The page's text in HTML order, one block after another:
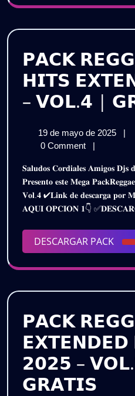
𝗣𝗔𝗖𝗞
𝗛𝗜𝗧𝗦
– 𝗩𝗢𝗟.𝟰 |
19 de mayo de 2025
19
de
|
0 Comment
|
𝐒𝐚𝐥𝐮𝐝𝐨𝐬 𝐂𝐨𝐫𝐝𝐢𝐚𝐥𝐞𝐬 𝐀𝐦𝐢𝐠𝐨𝐬 𝐃𝐣𝐬 𝐝𝐞𝐥 𝐏𝐥𝐚𝐧𝐞𝐭𝐚 𝐞𝐧𝐭𝐞𝐫𝐨𝐀𝐪𝐮𝐢 𝐥𝐞𝐬
𝐏𝐫𝐞𝐬𝐞𝐧𝐭𝐨 𝐞𝐬𝐭𝐞 𝐌𝐞𝐠𝐚
𝐕𝐨𝐥.𝟒 ✔𝐋𝐢𝐧𝐤 𝐝𝐞 𝐝𝐞𝐬𝐜𝐚𝐫𝐠𝐚 𝐩𝐨𝐫
𝐀𝐐𝐔𝐈 𝐎𝐏𝐂𝐈𝐎𝐍 𝟏👇
DESCARGAR PACK
𝗣𝗔𝗖𝗞
𝟮𝟬𝟮𝟱 –
𝗚𝗥𝗔𝗧𝗜𝗦